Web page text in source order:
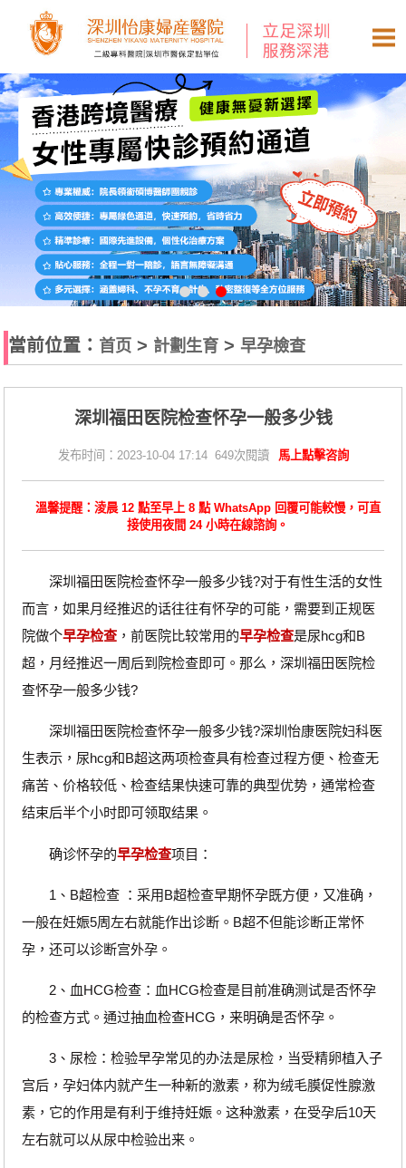
當前位置： 首页 > 計劃生育 >早孕檢查
深圳福田医院检查怀孕一般多少钱
发布时间：2023-10-04 17:14 649次閱讀 馬上點擊咨詢
溫馨提醒：淩晨 12 點至早上 8 點 WhatsApp 回覆可能較慢，可直
接使用夜間 24 小時在線諮詢。
深圳福田医院检查怀孕一般多少钱?对于有性生活的女性
而言，如果月经推迟的话往往有怀孕的可能，需要到正规医
院做个早孕检查，前医院比较常用的早孕检查是尿hcg和B
超，月经推迟一周后到院检查即可。那么，深圳福田医院检
查怀孕一般多少钱?
深圳福田医院检查怀孕一般多少钱?深圳怡康医院妇科医
生表示，尿hcg和B超这两项检查具有检查过程方便、检查无
痛苦、价格较低、检查结果快速可靠的典型优势，通常检查
结束后半个小时即可领取结果。
确诊怀孕的早孕检查项目：
1、B超检查 ：采用B超检查早期怀孕既方便，又准确，
一般在妊娠5周左右就能作出诊断。B超不但能诊断正常怀
孕，还可以诊断宫外孕。
2、血HCG检查：血HCG检查是目前准确测试是否怀孕
的检查方式。通过抽血检查HCG，来明确是否怀孕。
3、尿检：检验早孕常见的办法是尿检，当受精卵植入子
宫后，孕妇体内就产生一种新的激素，称为绒毛膜促性腺激
素，它的作用是有利于维持妊娠。这种激素，在受孕后10天
左右就可以从尿中检验出来。